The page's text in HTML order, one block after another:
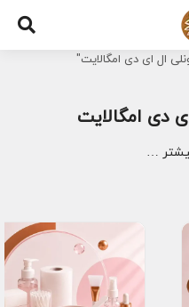
ال ای دی امگالایت"
دی امگالایت
…